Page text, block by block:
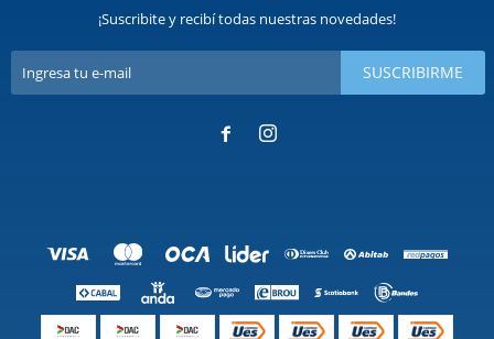
¡Suscribite y recibí todas nuestras novedades!
SUSCRIBIRME
 